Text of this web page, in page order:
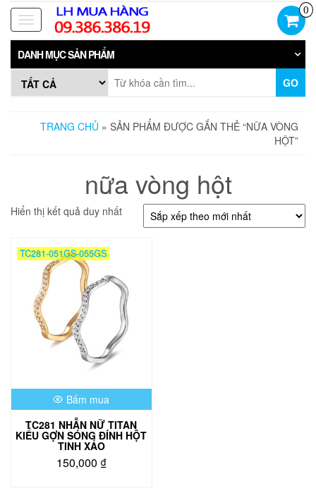
Skip
the
content
Toggle
navigation
0
DANH MỤC SẢN PHẨM
GO
TRANG CHỦ » SẢN PHẨM ĐƯỢC GẮN THẺ “NỮA VÒNG
HỘT”
nữa vòng hột
Hiển thị kết quả duy nhất
TC281-051GS-055GS
Bấm mua
TC281 NHẪN NỮ TITAN
KIỂU GỢN SÓNG ĐÍNH HỘT
TINH XẢO
150,000 ₫